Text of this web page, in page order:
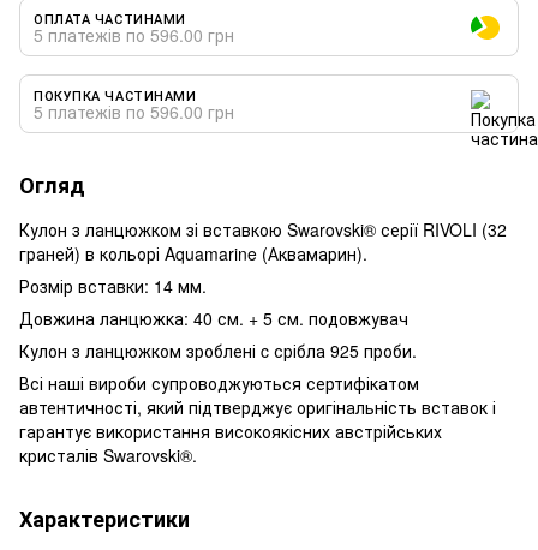
ОПЛАТА ЧАСТИНАМИ
5 платежів по 596.00 грн
ПОКУПКА ЧАСТИНАМИ
5 платежів по 596.00 грн
Огляд
Кулон з ланцюжком зі вставкою Swarovski® серії RIVOLI (32
граней) в кольорі Aquamarine (Аквамарин).
Розмір вставки: 14 мм.
Довжина ланцюжка: 40 см. + 5 см. подовжувач
Кулон з ланцюжком зроблені c срібла 925 проби.
Всі наші вироби супроводжуються сертифікатом
автентичності, який підтверджує оригінальність вставок і
гарантує використання високоякісних австрійських
кристалів Swarovski®.
Характеристики